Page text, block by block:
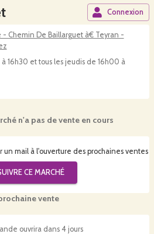
Connexion
Chemin De Baillarguet à€ Teyran -
16h30 et tous les jeudis de 16h00 à
un mail à l'ouverture des prochaines ventes
CE MARCHÉ
n'a pas de vente en cours
vente
ouvrira dans 4 jours